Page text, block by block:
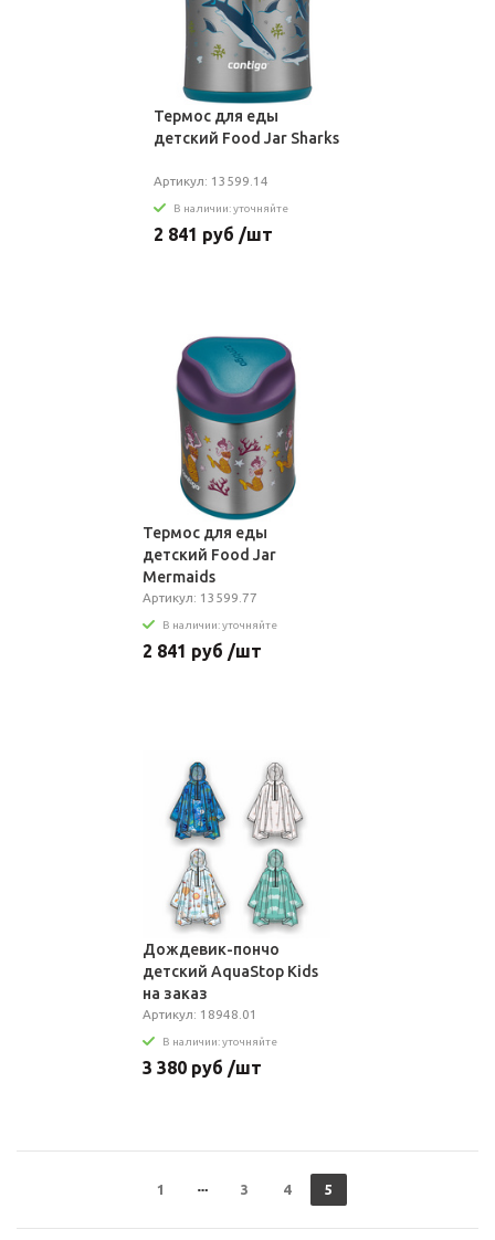
Термос для еды
детский Food Jar Sharks
Артикул: 13599.14
В наличии: уточняйте
2 841 руб /шт
Термос для еды
детский Food Jar
Mermaids
Артикул: 13599.77
В наличии: уточняйте
2 841 руб /шт
Дождевик-пончо
детский AquaStop Kids
на заказ
Артикул: 18948.01
В наличии: уточняйте
3 380 руб /шт
1 3 4 5